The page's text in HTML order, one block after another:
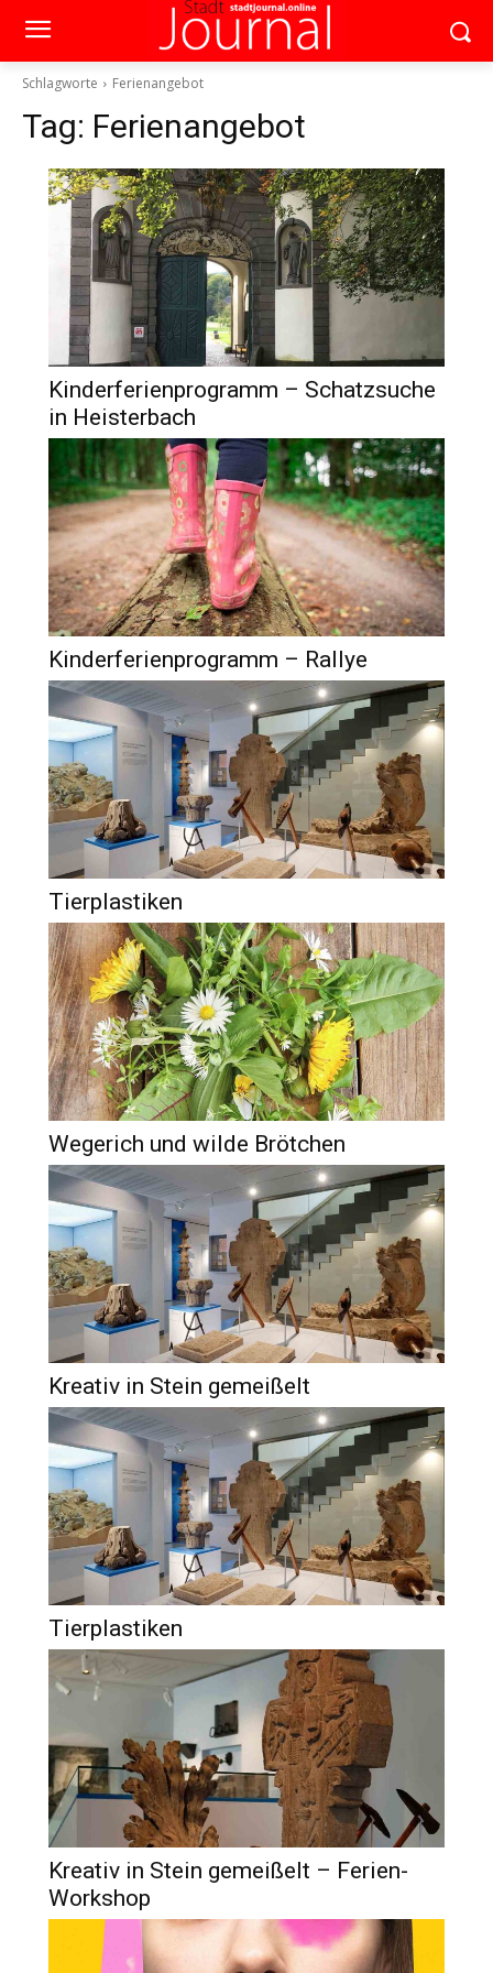
Schlagworte Ferienangebot
Tag: Ferienangebot
Kinderferienprogramm – Schatzsuche
in Heisterbach
Kinderferienprogramm – Rallye
Tierplastiken
Wegerich und wilde Brötchen
Kreativ in Stein gemeißelt
Tierplastiken
Kreativ in Stein gemeißelt – Ferien-
Workshop